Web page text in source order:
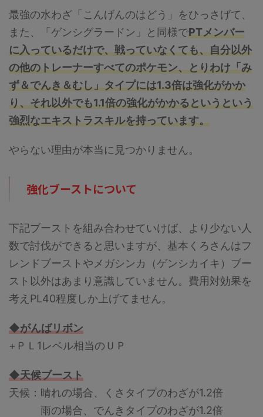
最強の水わざ「こんげんのはどう」をひっさげて、
また、「ゲンシグラードン」と同様でPTメンバー
に入っているだけで、戦っていなくても、自分以外
の他のトレーナーすべてのポケモン、とりわけ「み
ず＆でんき＆むし」タイプには1.3倍は強化がかか
り、それ以外でも1.1倍の強化がかかるというという
強烈なエキストラスキルを持っています。
やらない理由が本当に見つかりません。
強化ブーストについて
下記ブーストを組み合わせていけば、より少ない人
数で討伐ができると思いますが、基本くろさんはフ
レンドブーストやメガシンカ（ゲンシカイキ）ブー
スト以外はあまり意識していません。費用対効果を
考えPL40程度しか上げてません。
◆がんばリボン
+ＰＬ1レベル相当のＵＰ
◆天候ブースト
天候：晴れの場合、くさタイプのわざが1.2倍
雨の場合、でんきタイプのわざが1.2倍